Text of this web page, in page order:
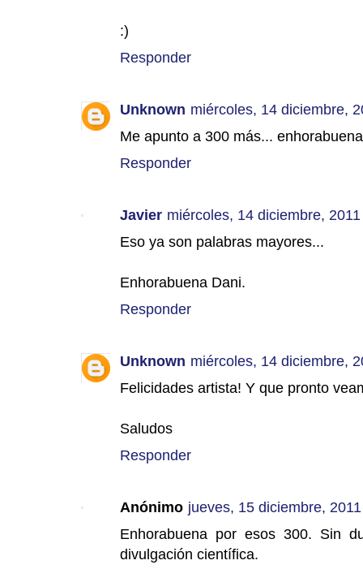
:)
Responder
Unknown miércoles, 14 diciembre,
Me apunto a 300 más... enhorabuena
Responder
Javier miércoles, 14 diciembre, 2011
Eso ya son palabras mayores...
Enhorabuena Dani.
Responder
Unknown miércoles, 14 diciembre,
Felicidades artista! Y que pronto
Saludos
Responder
Anónimo jueves, 15 diciembre, 2011
Enhorabuena por esos 300. Sin
divulgación científica.